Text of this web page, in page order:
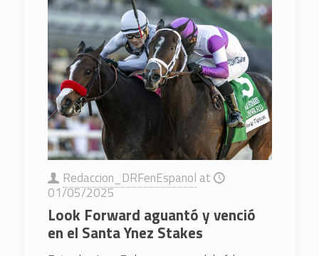
Redaccion_DRFenEspanol at
01/05/2025
Look Forward aguantó y venció
en el Santa Ynez Stakes